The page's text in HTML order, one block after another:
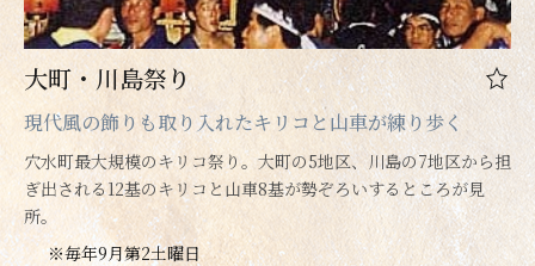
大町・川島祭り
現代風の飾りも取り入れたキリコと山車が練り歩く
穴水町最大規模のキリコ祭り。大町の5地区、川島の7地区から担
ぎ出される12基のキリコと山車8基が勢ぞろいするところが見
所。
※毎年9月第2土曜日